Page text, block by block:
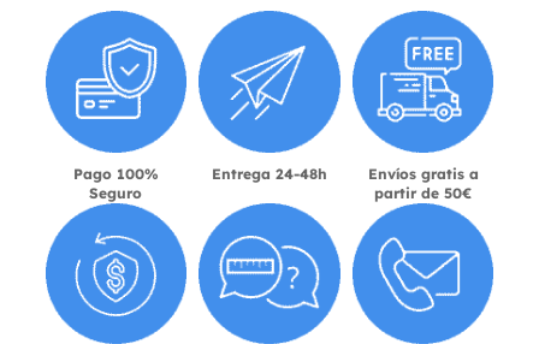
Pago 100%
Seguro
Entrega 24-48h
Envíos gratis a
partir de 50€